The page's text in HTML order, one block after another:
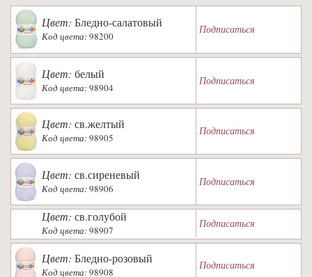
Цвет: Бледно-салатовый
Код цвета:98200
Подписаться
Цвет: белый
Код цвета:98904
Подписаться
Цвет: св.желтый
Код цвета:98905
Подписаться
Цвет: св.сиреневый
Код цвета:98906
Подписаться
Цвет: св.голубой
Код цвета:98907
Подписаться
Цвет: Бледно-розовый
Код цвета:98908
Подписаться